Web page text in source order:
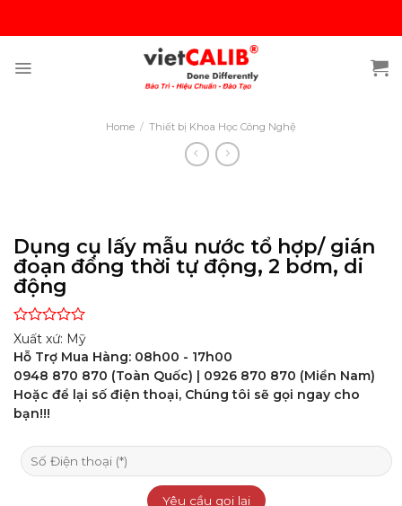
content
Home / Thiết bị Khoa Học Công Nghệ
Dụng cụ lấy mẫu nước tổ hợp/ gián
đoạn đồng thời tự động, 2 bơm, di
động
Rated
0
out
of
5
Xuất xứ: Mỹ
Hỗ Trợ Mua Hàng: 08h00 - 17h00
0948 870 870 (Toàn Quốc) | 0926 870 870 (Miền Nam)
Hoặc để lại số điện thoại, Chúng tôi sẽ gọi ngay cho
bạn!!!